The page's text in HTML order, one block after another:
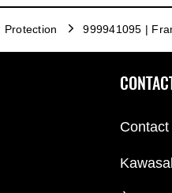
Protection 999941095 |
Contact